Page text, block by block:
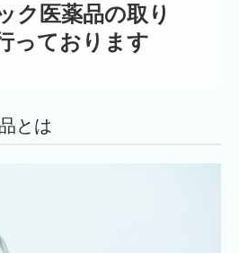
ク医薬品の取り
っております
とは